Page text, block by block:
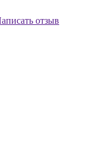
отзыв